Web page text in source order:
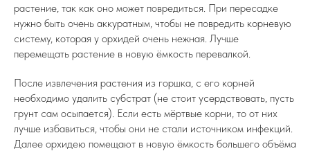
растение, так как оно может повредиться. При пересадке
нужно быть очень аккуратным, чтобы не повредить корневую
систему, которая у орхидей очень нежная. Лучше
перемещать растение в новую ёмкость перевалкой.
После извлечения растения из горшка, с его корней
необходимо удалить субстрат (не стоит усердствовать, пусть
грунт сам осыпается). Если есть мёртвые корни, то от них
лучше избавиться, чтобы они не стали источником инфекций.
Далее орхидею помещают в новую ёмкость большего объёма